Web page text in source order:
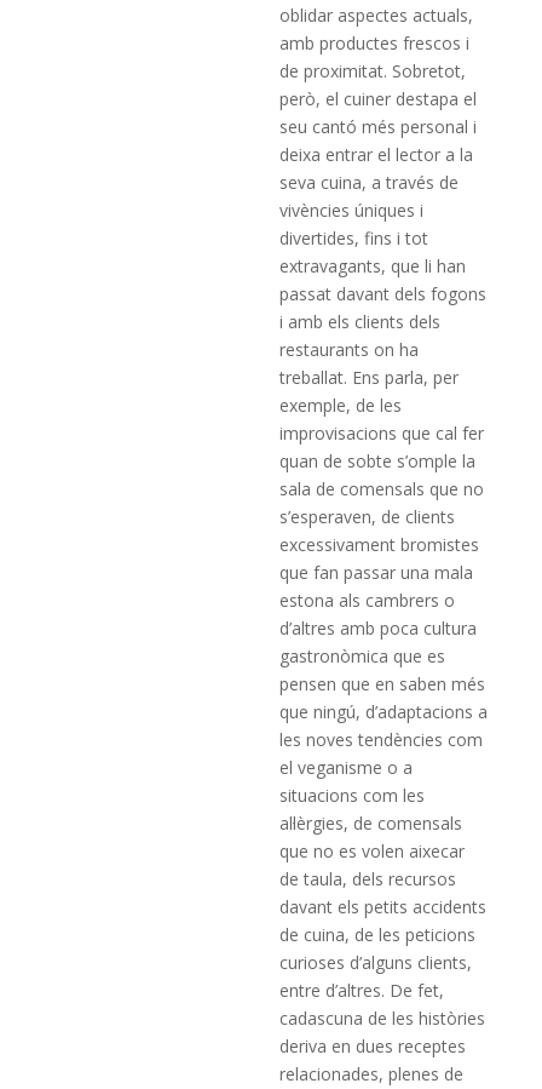
oblidar aspectes actuals,
amb productes frescos i
de proximitat. Sobretot,
però, el cuiner destapa el
seu cantó més personal i
deixa entrar el lector a la
seva cuina, a través de
vivències úniques i
divertides, fins i tot
extravagants, que li han
passat davant dels fogons
i amb els clients dels
restaurants on ha
treballat. Ens parla, per
exemple, de les
improvisacions que cal fer
quan de sobte s’omple la
sala de comensals que no
s’esperaven, de clients
excessivament bromistes
que fan passar una mala
estona als cambrers o
d’altres amb poca cultura
gastronòmica que es
pensen que en saben més
que ningú, d’adaptacions a
les noves tendències com
el veganisme o a
situacions com les
al·lèrgies, de comensals
que no es volen aixecar
de taula, dels recursos
davant els petits accidents
de cuina, de les peticions
curioses d’alguns clients,
entre d’altres. De fet,
cadascuna de les històries
deriva en dues receptes
relacionades, plenes de